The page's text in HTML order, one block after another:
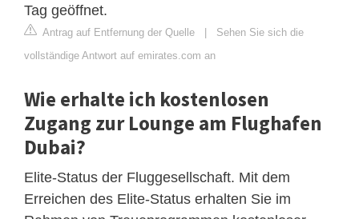
Tag geöffnet.
Antrag auf Entfernung der Quelle | Sehen Sie sich die
vollständige Antwort auf emirates.com an
Wie erhalte ich kostenlosen
Zugang zur Lounge am Flughafen
Dubai?
Elite-Status der Fluggesellschaft. Mit dem
Erreichen des Elite-Status erhalten Sie im